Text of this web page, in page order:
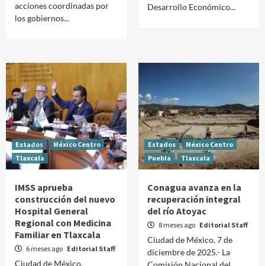
acciones coordinadas por
los gobiernos...
Desarrollo Económico...
Estados
México Centro
Tlaxcala
IMSS aprueba
construcción del nuevo
Hospital General
Regional con Medicina
Familiar en Tlaxcala
6 meses ago Editorial Staff
Ciudad de México,
Estados
México Centro
Puebla
Tlaxcala
Conagua avanza en la
recuperación integral
del río Atoyac
8 meses ago Editorial Staff
Ciudad de México, 7 de
diciembre de 2025.- La